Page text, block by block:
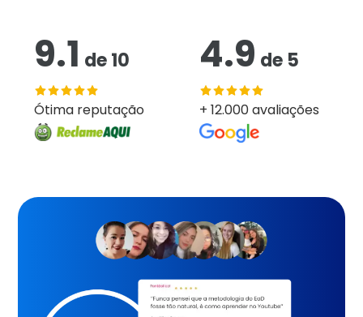
9.1 de10
Ótima reputação
4.9 de 5
+ 12.000 avaliações